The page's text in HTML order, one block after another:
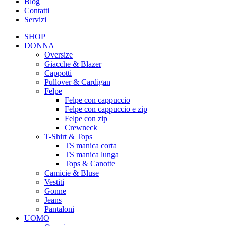
Contatti
Servizi
SHOP
DONNA
Oversize
Giacche & Blazer
Cappotti
Pullover & Cardigan
Felpe
Felpe con cappuccio
Felpe con cappuccio e zip
Felpe con zip
Crewneck
T-Shirt & Tops
TS manica corta
TS manica lunga
Tops & Canotte
Camicie & Bluse
Vestiti
Gonne
Jeans
Pantaloni
UOMO